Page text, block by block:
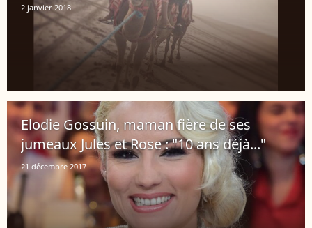
2 janvier 2018
Elodie Gossuin, maman fière de ses
jumeaux Jules et Rose : "10 ans déjà..."
21 décembre 2017